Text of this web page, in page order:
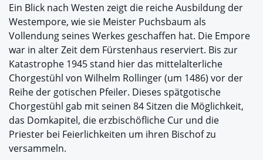
Ein Blick nach Westen zeigt die reiche Ausbildung der
Westempore, wie sie Meister Puchsbaum als
Vollendung seines Werkes geschaffen hat. Die Empore
war in alter Zeit dem Fürstenhaus reserviert. Bis zur
Katastrophe 1945 stand hier das mittelalterliche
Chorgestühl von Wilhelm Rollinger (um 1486) vor der
Reihe der gotischen Pfeiler. Dieses spätgotische
Chorgestühl gab mit seinen 84 Sitzen die Möglichkeit,
das Domkapitel, die erzbischöfliche Cur und die
Priester bei Feierlichkeiten um ihren Bischof zu
versammeln.